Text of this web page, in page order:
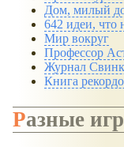
Дом, милый
642 идеи, что
Мир вокруг
Профессор
Журнал
Книга
Разные